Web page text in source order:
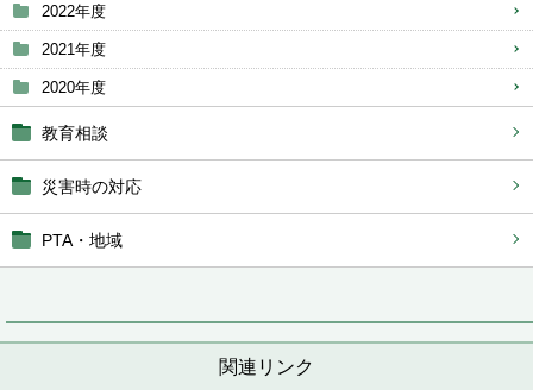
2022年度
2021年度
2020年度
教育相談
災害時の対応
PTA・地域
関連リンク